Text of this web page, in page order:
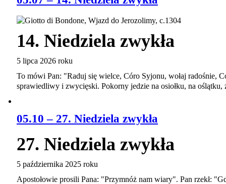
14. Niedziela zwykła
5 lipca 2026 roku
To mówi Pan: "Raduj się wielce, Córo Syjonu, wołaj radośnie,
sprawiedliwy i zwycięski. Pokorny jedzie na osiołku, na oślątku,
05.10 – 27. Niedziela zwykła
27. Niedziela zwykła
5 października 2025 roku
Apostołowie prosili Pana: "Przymnóż nam wiary". Pan rzekł: